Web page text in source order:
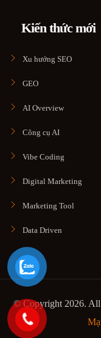
Kiến thức mới
Xu hướng SEO
GEO
AI Overview
Công cụ AI
Vibe Coding
Digital Marketing
Marketing Tool
Data Driven
© Copyright 2026. All